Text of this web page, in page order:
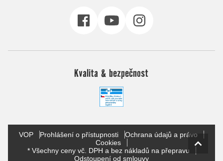
Kvalita & bezpečnost
VOP Prohlášení o přístupnosti
Ochrana údajů a právo
Cookies
* Všechny ceny vč. DPH a bez nákladů na přepravu
Odstoupení od smlouvy